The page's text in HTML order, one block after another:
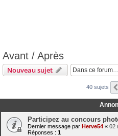
Avant / Après
Nouveau sujet
40 sujets
Participez au concours
Dernier message par Herve54 « 02
Réponses : 1